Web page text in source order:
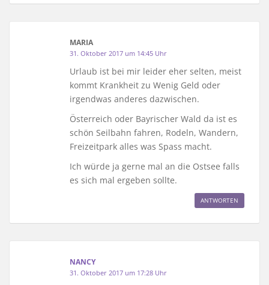
MARIA
31. Oktober 2017 um 14:45 Uhr
Urlaub ist bei mir leider eher selten, meist
kommt Krankheit zu Wenig Geld oder
irgendwas anderes dazwischen.
Österreich oder Bayrischer Wald da ist es
schön Seilbahn fahren, Rodeln, Wandern,
Freizeitpark alles was Spass macht.
Ich würde ja gerne mal an die Ostsee falls
es sich mal ergeben sollte.
ANTWORTEN
NANCY
31. Oktober 2017 um 17:28 Uhr